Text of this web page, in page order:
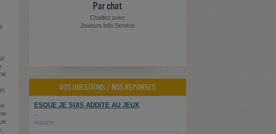
Par chat
Chattez avec
Joueurs Info Service
VOS QUESTIONS / NOS RÉPONSES
ESQUE JE SUIS ADDITE AU JEUX
...
maison